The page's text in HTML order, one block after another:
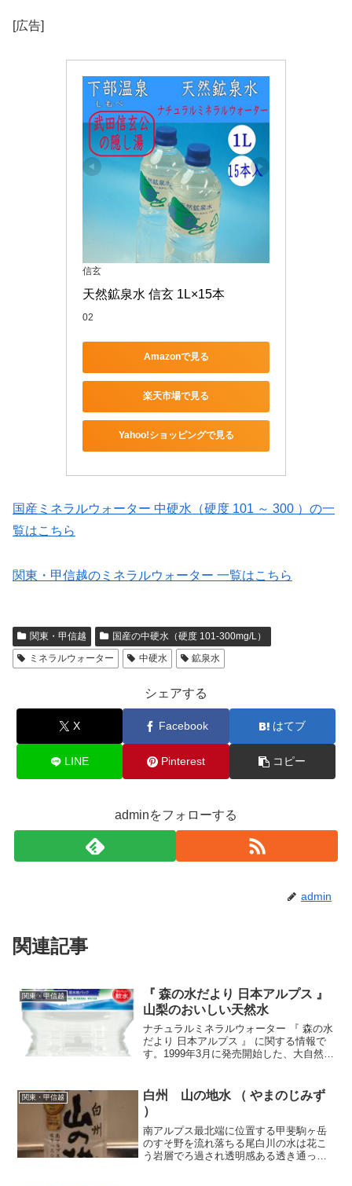
[広告]
信玄
天然鉱泉水 信玄 1L×15本
02
Amazonで見る
楽天市場で見る
Yahoo!ショッピングで見る
国産ミネラルウォーター 中硬水（硬度 101 ～ 300 ）の一
覧はこちら
関東・甲信越のミネラルウォーター 一覧はこちら
関東・甲信越
国産の中硬水（硬度 101-300mg/L）
ミネラルウォーター
中硬水 鉱泉水
シェアする
X Facebook はてブ
LINE Pinterest コピー
adminをフォローする
admin
関連記事
関東・甲信越
『 森の水だより 日本アルプス 』
山梨のおいしい天然水
ナチュラルミネラルウォーター 『 森の水
だより 日本アルプス 』 に関する情報で
す。1999年3月に発売開始した、大自然に
った雨や雪が大地に浸透し、天然の地層
にゆっくりと濾過され天然のミネラル成
分を含んだおいしい天然水です。
関東・甲信越
白州 山の地水 （ やまのじみず
）
南アルプス最北端に位置する甲斐駒ヶ岳
のすそ野を流れ落ちる尾白川の水は花こ
う岩層でろ過され透明感ある透き通った